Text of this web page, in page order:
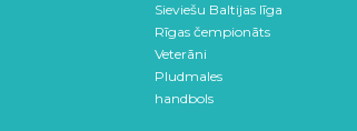
Sieviešu Baltijas līga
Rīgas čempionāts
Veterāni
Pludmales
handbols